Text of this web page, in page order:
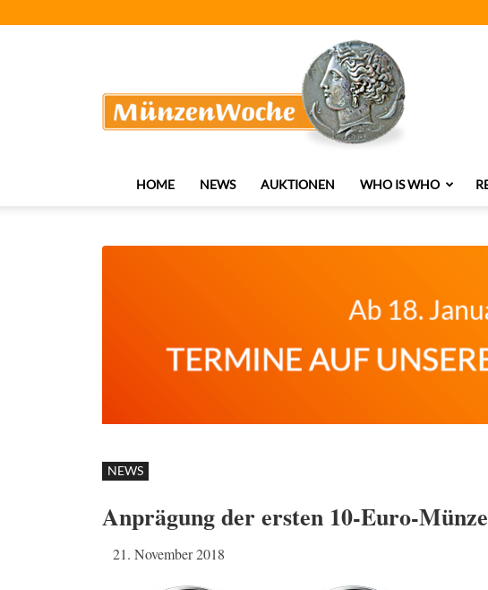
HOME NEWS AUKTIONEN WHO IS WHO
NEWS
Anprägung der ersten 10-Euro-
21. November 2018